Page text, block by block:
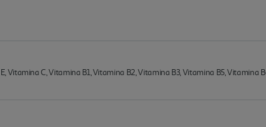
Vitamina C, Vitamina B1, Vitamina B2, Vitamina B3, Vitamina B5, Vitamina